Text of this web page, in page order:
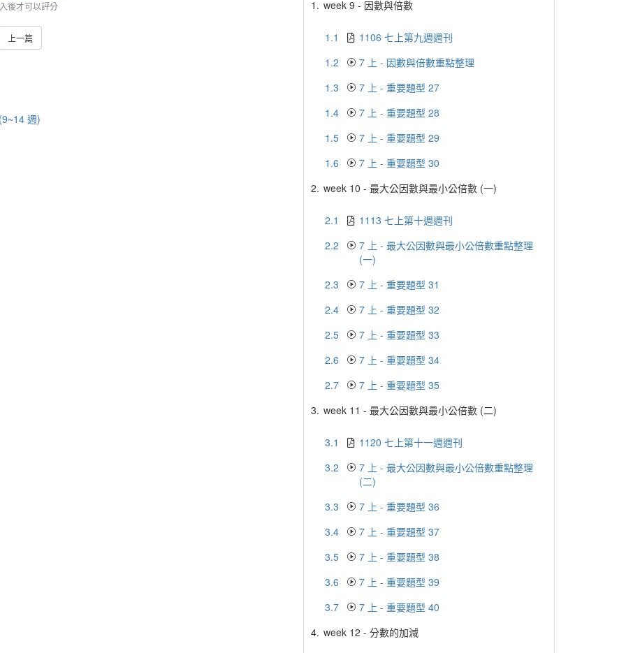
後才可以評分
上一篇
週)
1. week 9 - 因數與倍數
1.1
1106 七上第九週週刊
1.2
7 上 - 因數與倍數重點整理
1.3
7 上 - 重要題型 27
1.4
7 上 - 重要題型 28
1.5
7 上 - 重要題型 29
1.6
7 上 - 重要題型 30
2. week 10 - 最大公因數與最小公倍數 (一)
2.1
1113 七上第十週週刊
2.2
7 上 - 最大公因數與最小公倍數重點整理
(一)
2.3
7 上 - 重要題型 31
2.4
7 上 - 重要題型 32
2.5
7 上 - 重要題型 33
2.6
7 上 - 重要題型 34
2.7
7 上 - 重要題型 35
3. week 11 - 最大公因數與最小公倍數 (二)
3.1
1120 七上第十一週週刊
3.2
7 上 - 最大公因數與最小公倍數重點整理
(二)
3.3
7 上 - 重要題型 36
3.4
7 上 - 重要題型 37
3.5
7 上 - 重要題型 38
3.6
7 上 - 重要題型 39
3.7
7 上 - 重要題型 40
4. week 12 - 分數的加減